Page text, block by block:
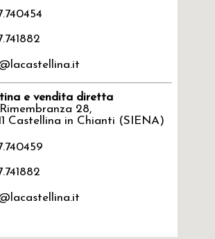
e vendita diretta
28,
Castellina in Chianti (SIENA)